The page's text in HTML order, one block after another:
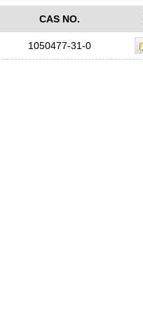
CAS NO.
1050477-31-0